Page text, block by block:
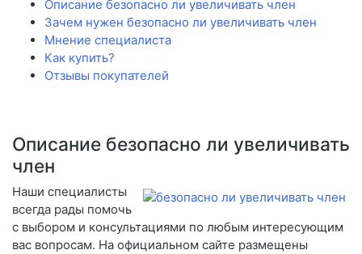
Описание безопасно ли увеличивать член
Зачем нужен безопасно ли увеличивать член
Мнение специалиста
Как купить?
Отзывы покупателей
Описание безопасно ли увеличивать
член
Наши специалисты
всегда рады помочь
с выбором и консультациями по любым интересующим
вас вопросам. На официальном сайте размещены